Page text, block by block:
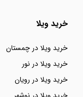
خرید ویلا
خرید ویلا در چمستان
خرید ویلا در نور
خرید ویلا در رویان